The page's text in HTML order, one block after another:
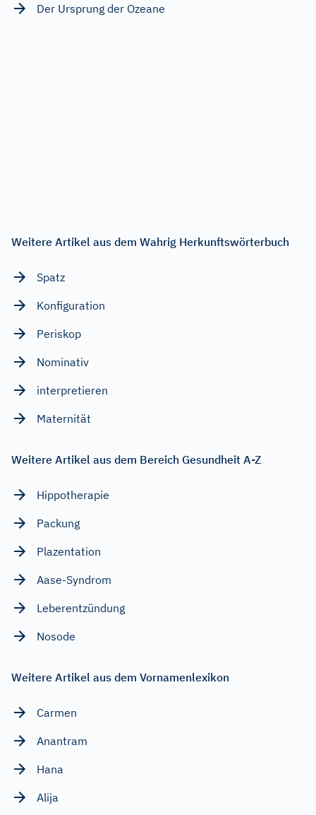
Der Ursprung der Ozeane
Weitere Artikel aus dem Wahrig Herkunftswörterbuch
Spatz
Konfiguration
Periskop
Nominativ
interpretieren
Maternität
Weitere Artikel aus dem Bereich Gesundheit A-Z
Hippotherapie
Packung
Plazentation
Aase-Syndrom
Leberentzündung
Nosode
Weitere Artikel aus dem Vornamenlexikon
Carmen
Anantram
Hana
Alija